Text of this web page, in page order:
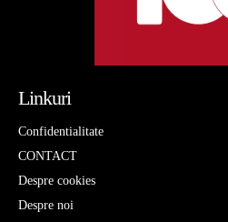
Linkuri
Confidentialitate
CONTACT
Despre cookies
Despre noi